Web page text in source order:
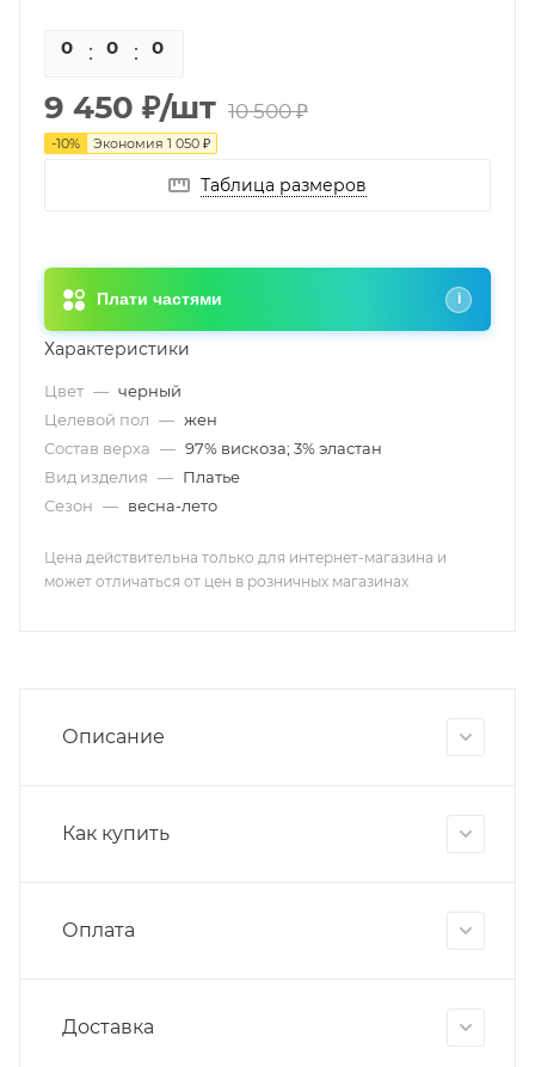
0 0 0
9 450 ₽/шт 10 500₽
-10% Экономия 1 050 ₽
Таблица размеров
Плати частями i
Характеристики
Цвет — черный
Целевой пол — жен
Состав верха — 97% вискоза; 3% эластан
Вид изделия — Платье
Сезон — весна-лето
Цена действительна только для интернет-магазина и
может отличаться от цен в розничных магазинах
Описание
Как купить
Оплата
Доставка